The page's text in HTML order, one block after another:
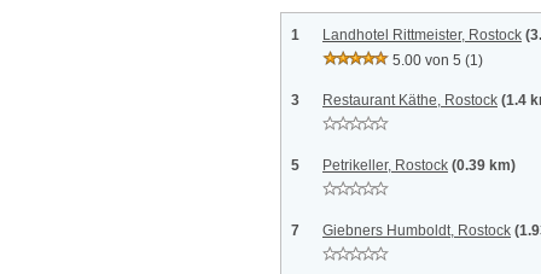
1 Landhotel Rittmeister, Rostock
5.00 von 5 (1)
3 Restaurant Käthe, Rostock (1.4
5 Petrikeller, Rostock (0.39 km)
7 Giebners Humboldt, Rostock